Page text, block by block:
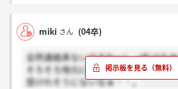
miki さん (04卒)
全然連絡来ないですねー(-_-;)私は九
そろそろ地元に帰らないと行けないか
受けれそうにないなぁ・・。